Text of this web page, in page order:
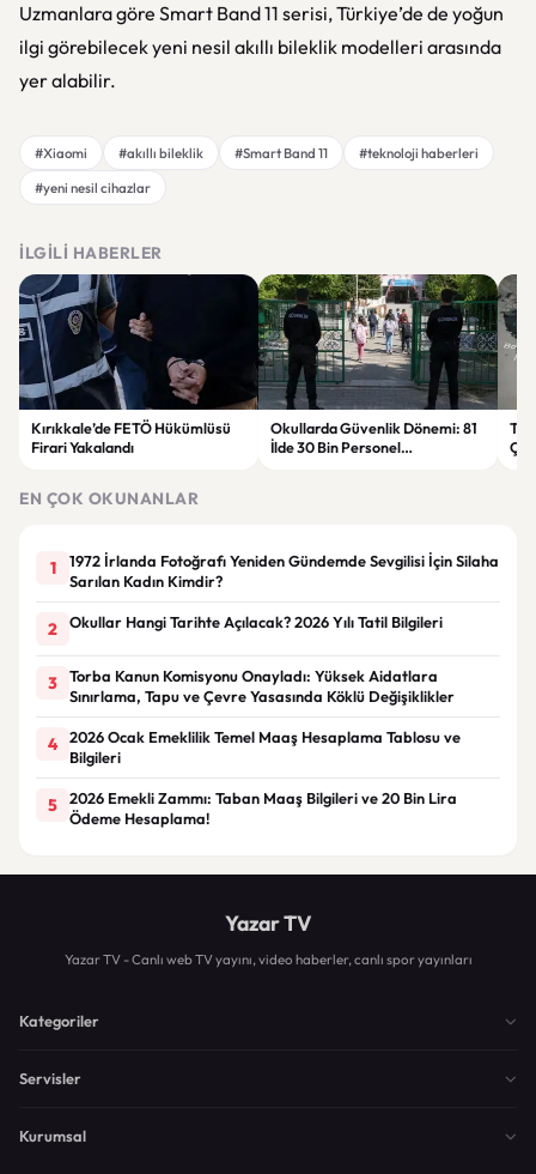
Uzmanlara göre Smart Band 11 serisi, Türkiye’de de yoğun
ilgi görebilecek yeni nesil akıllı bileklik modelleri arasında
yer alabilir.
#Xiaomi #akıllı bileklik #Smart Band 11
#teknoloji haberleri
#yeni nesil cihazlar
İLGILI HABERLER
Kırıkkale’de FETÖ Hükümlüsü
Firari Yakalandı
Okullarda Güvenlik Dönemi: 81
İlde 30 Bin Personel
EN ÇOK OKUNANLAR
1
1972 İrlanda Fotoğrafı Yeniden Gündemde Sevgilisi İçin Silaha
Sarılan Kadın Kimdir?
2 Okullar Hangi Tarihte Açılacak? 2026 Yılı Tatil Bilgileri
3
Torba Kanun Komisyonu Onayladı: Yüksek Aidatlara
Sınırlama, Tapu ve Çevre Yasasında Köklü Değişiklikler
4
2026 Ocak Emeklilik Temel Maaş Hesaplama Tablosu ve
Bilgileri
5
2026 Emekli Zammı: Taban Maaş Bilgileri ve 20 Bin Lira
Ödeme Hesaplama!
Yazar TV
Yazar TV - Canlı web TV yayını, video haberler, canlı spor yayınları
Kategoriler
Servisler
Kurumsal